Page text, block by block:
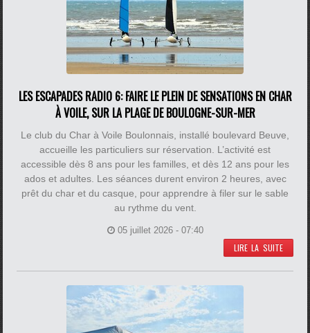
LES ESCAPADES RADIO 6: FAIRE LE PLEIN DE SENSATIONS EN CHAR
À VOILE, SUR LA PLAGE DE BOULOGNE-SUR-MER
Le club du Char à Voile Boulonnais, installé boulevard Beuve,
accueille les particuliers sur réservation. L’activité est
accessible dès 8 ans pour les familles, et dès 12 ans pour les
ados et adultes. Les séances durent environ 2 heures, avec
prêt du char et du casque, pour apprendre à filer sur le sable
au rythme du vent.
05 juillet 2026 - 07:40
LIRE LA SUITE